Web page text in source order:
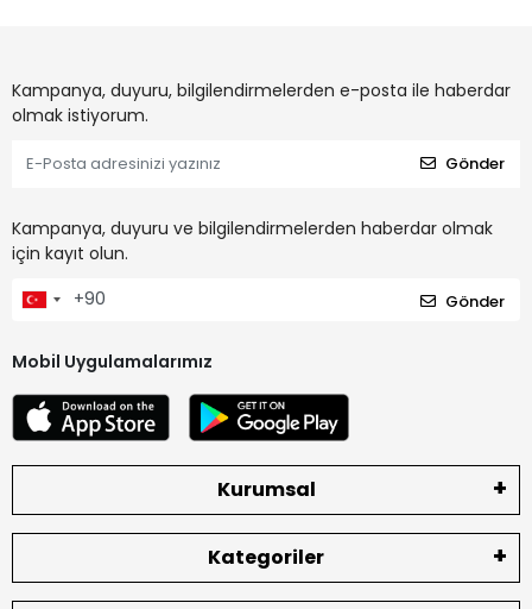
Kampanya, duyuru, bilgilendirmelerden e-posta ile haberdar
olmak istiyorum.
Gönder
Kampanya, duyuru ve bilgilendirmelerden haberdar olmak
için kayıt olun.
Gönder
Mobil Uygulamalarımız
Kurumsal
Kategoriler